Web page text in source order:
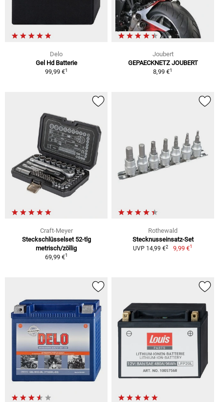
Delo
Gel Hd Batterie
99,99 €1
Joubert
GEPAECKNETZ JOUBERT
8,99 €1
Craft-Meyer
Steckschlüsselset 52-tlg
metrisch/zöllig
69,99 €1
Rothewald
Stecknusseinsatz-Set
UVP 14,99 €2 9,99 €1